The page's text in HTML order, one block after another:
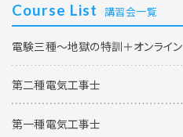
Course List 講習会一覧
電験三種～地獄の特訓＋オンライン
第二種電気工事士
第一種電気工事士